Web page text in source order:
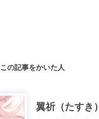
この記事をかいた人
翼祈（たすき）